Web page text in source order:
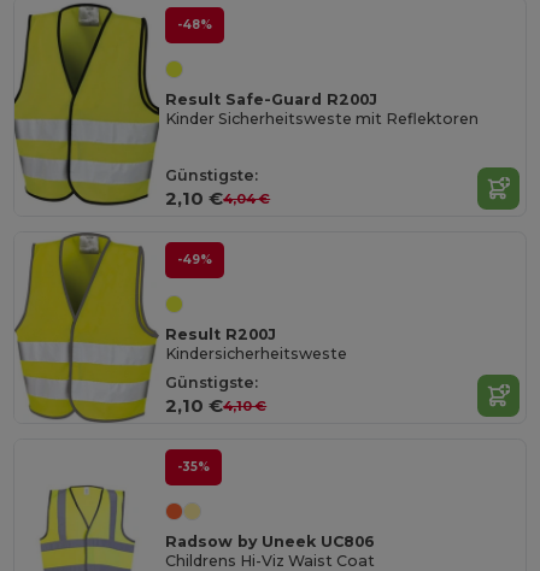
-48%
Result Safe-Guard R200J
Kinder Sicherheitsweste mit Reflektoren
Günstigste:
2,10 €4,04 €
-49%
Result R200J
Kindersicherheitsweste
Günstigste:
2,10 €4,10 €
-35%
Radsow by Uneek UC806
Childrens Hi-Viz Waist Coat